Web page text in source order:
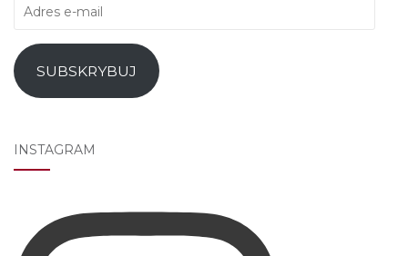
Adres
mail
SUBSKRYBUJ
INSTAGRAM